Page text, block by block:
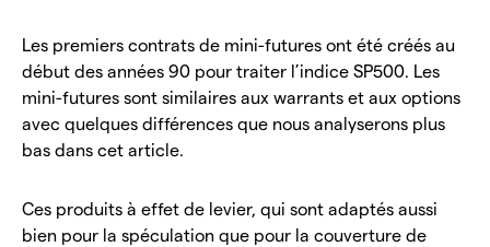
Les premiers contrats de mini-futures ont été créés au
début des années 90 pour traiter l’indice SP500. Les
mini-futures sont similaires aux warrants et aux options
avec quelques différences que nous analyserons plus
bas dans cet article.
Ces produits à effet de levier, qui sont adaptés aussi
bien pour la spéculation que pour la couverture de